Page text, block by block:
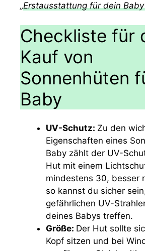
„Erstausstattung für dein
Checkliste für
Kauf von
Sonnenhüten
Baby
UV-Schutz: Zu den
Eigenschaften eines
Baby zählt der UV-
Hut mit einem
mindestens 30, besser
so kannst du sicher
gefährlichen UV-
deines Babys treffen.
Größe: Der Hut sollte
Kopf sitzen und bei